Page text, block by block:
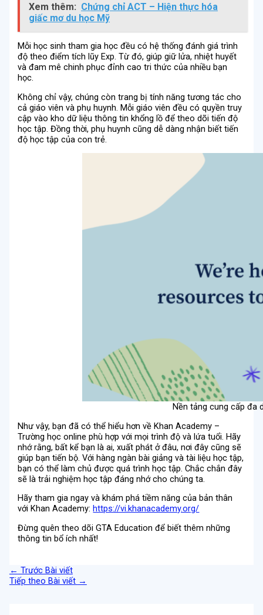
Xem thêm: Chứng chỉ ACT – Hiện thực hóa
giấc mơ du học Mỹ
Mỗi học sinh tham gia học đều có hệ thống đánh giá trình
độ theo điểm tích lũy Exp. Từ đó, giúp giữ lửa, nhiệt huyết
và đam mê chinh phục đỉnh cao tri thức của nhiều bạn
học.
Không chỉ vậy, chúng còn trang bị tính năng tương tác cho
cả giáo viên và phụ huynh. Mỗi giáo viên đều có quyền truy
cập vào kho dữ liệu thông tin khổng lồ để theo dõi tiến độ
học tập. Đồng thời, phụ huynh cũng dễ dàng nhận biết tiến
độ học tập của con trẻ.
Nền tảng cung cấp đa
Như vậy, bạn đã có thể hiểu hơn về Khan Academy –
Trường học online phù hợp với mọi trình độ và lứa tuổi. Hãy
nhớ rằng, bất kể bạn là ai, xuất phát ở đâu, nơi đây cũng sẽ
giúp bạn tiến bộ. Với hàng ngàn bài giảng và tài liệu học tập,
bạn có thể làm chủ được quá trình học tập. Chắc chắn đây
sẽ là trải nghiệm học tập đáng nhớ cho chúng ta.
Hãy tham gia ngay và khám phá tiềm năng của bản thân
với Khan Academy: https://vi.khanacademy.org/
Đừng quên theo dõi GTA Education để biết thêm những
thông tin bổ ích nhất!
← Trước Bài viết
Tiếp theo Bài viết →